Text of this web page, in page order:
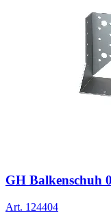
GH Balkenschuh
Art. 124404